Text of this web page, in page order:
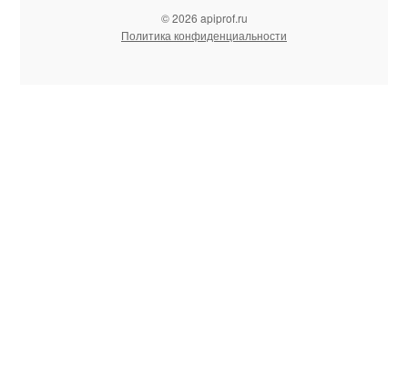
© 2026 apiprof.ru
Политика конфиденциальности